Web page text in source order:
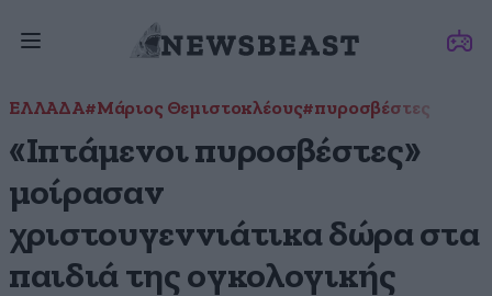
ΕΛΛΑΔΑ#Μάριος Θεμιστοκλέους#πυροσβέστες
«Ιπτάμενοι πυροσβέστες»
μοίρασαν
χριστουγεννιάτικα δώρα στα
παιδιά της ογκολογικής